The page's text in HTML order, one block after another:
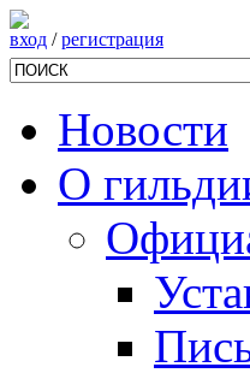
вход /регистрация
Новости
О